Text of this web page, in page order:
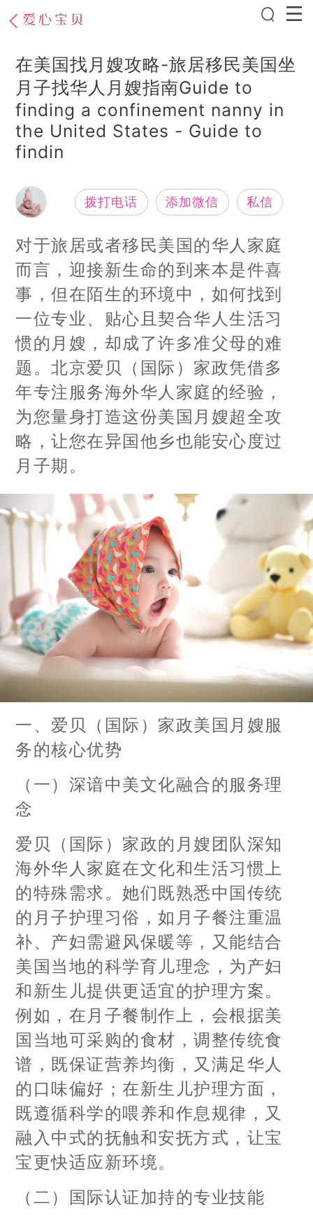
在美国找月嫂攻略-旅居移民美国坐
月子找华人月嫂指南Guide to
finding a confinement nanny in
the United States - Guide to
findin
拨打电话 添加微信 私信
对于旅居或者移民美国的华人家庭
而言，迎接新生命的到来本是件喜
事，但在陌生的环境中，如何找到
一位专业、贴心且契合华人生活习
惯的月嫂，却成了许多准父母的难
题。北京爱贝（国际）家政凭借多
年专注服务海外华人家庭的经验，
为您量身打造这份美国月嫂超全攻
略，让您在异国他乡也能安心度过
月子期。
一、爱贝（国际）家政美国月嫂服
务的核心优势
（一）深谙中美文化融合的服务理
念
爱贝（国际）家政的月嫂团队深知
海外华人家庭在文化和生活习惯上
的特殊需求。她们既熟悉中国传统
的月子护理习俗，如月子餐注重温
补、产妇需避风保暖等，又能结合
美国当地的科学育儿理念，为产妇
和新生儿提供更适宜的护理方案。
例如，在月子餐制作上，会根据美
国当地可采购的食材，调整传统食
谱，既保证营养均衡，又满足华人
的口味偏好；在新生儿护理方面，
既遵循科学的喂养和作息规律，又
融入中式的抚触和安抚方式，让宝
宝更快适应新环境。
（二）国际认证加持的专业技能